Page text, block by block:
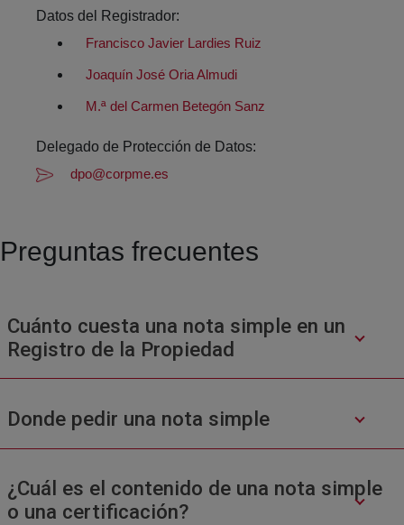
Datos del Registrador:
Francisco Javier Lardies Ruiz
Joaquín José Oria Almudi
M.ª del Carmen Betegón Sanz
Delegado de Protección de Datos:
dpo@corpme.es
Preguntas frecuentes
Cuánto cuesta una nota simple en un
Registro de la Propiedad
Donde pedir una nota simple
¿Cuál es el contenido de una nota simple
o una certificación?